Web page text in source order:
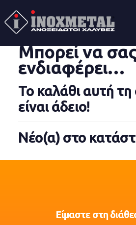
Μπορεί να
ενδιαφέρει…
Το καλάθι αυτή τη
είναι άδειο!
Νέο(α) στο
Είμαστε στη